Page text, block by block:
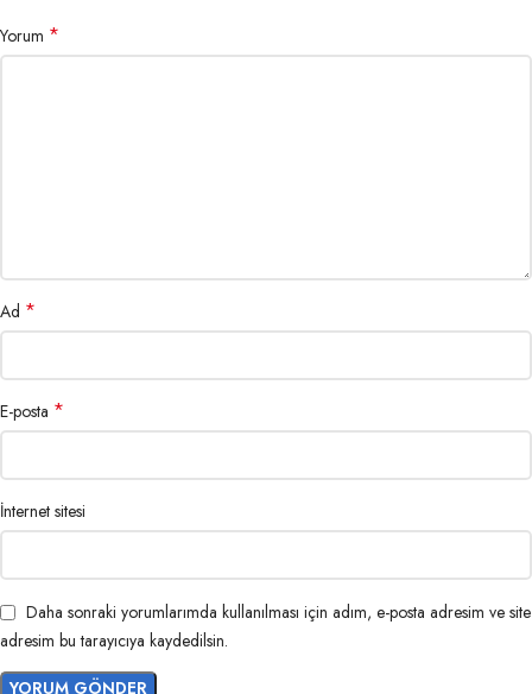
Yorum *
Ad *
E-posta *
İnternet sitesi
Daha sonraki yorumlarımda kullanılması için adım, e-posta adresim ve site
adresim bu tarayıcıya kaydedilsin.